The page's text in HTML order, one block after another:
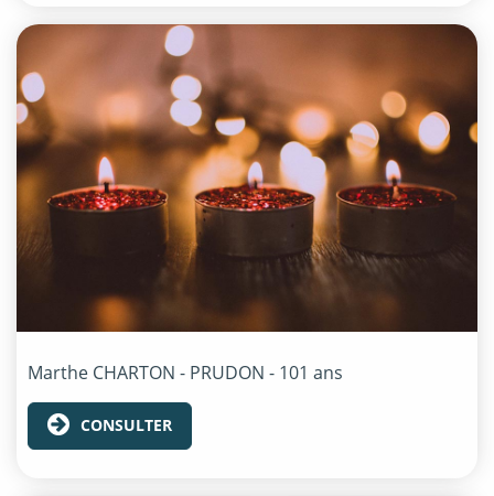
Marthe CHARTON - PRUDON - 101 ans
CONSULTER